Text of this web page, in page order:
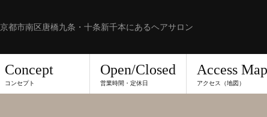
京都市南区唐橋九条・十条新千本にあるヘアサロン
Concept
コンセプト
Open/Closed
営業時間・定休日
Access Map
アクセス（地図）